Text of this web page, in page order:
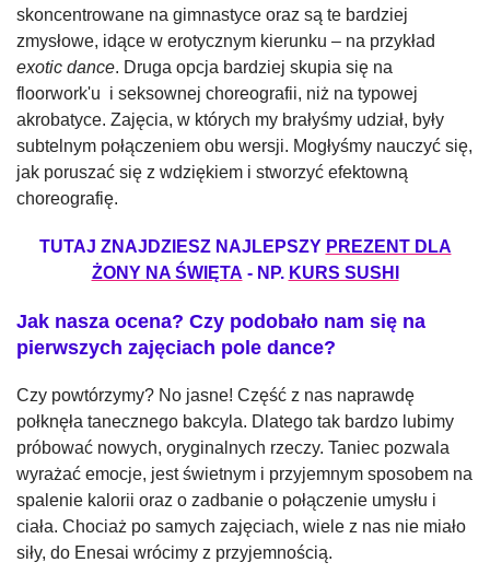
skoncentrowane na gimnastyce oraz są te bardziej
zmysłowe, idące w erotycznym kierunku – na przykład
exotic dance. Druga opcja bardziej skupia się na
floorwork'u i seksownej choreografii, niż na typowej
akrobatyce. Zajęcia, w których my brałyśmy udział, były
subtelnym połączeniem obu wersji. Mogłyśmy nauczyć się,
jak poruszać się z wdziękiem i stworzyć efektowną
choreografię.
TUTAJ ZNAJDZIESZ NAJLEPSZY PREZENT DLA
ŻONY NA ŚWIĘTA - NP. KURS SUSHI
Jak nasza ocena? Czy podobało nam się na
pierwszych zajęciach pole dance?
Czy powtórzymy? No jasne! Część z nas naprawdę
połknęła tanecznego bakcyla. Dlatego tak bardzo lubimy
próbować nowych, oryginalnych rzeczy. Taniec pozwala
wyrażać emocje, jest świetnym i przyjemnym sposobem na
spalenie kalorii oraz o zadbanie o połączenie umysłu i
ciała. Chociaż po samych zajęciach, wiele z nas nie miało
siły, do Enesai wrócimy z przyjemnością.